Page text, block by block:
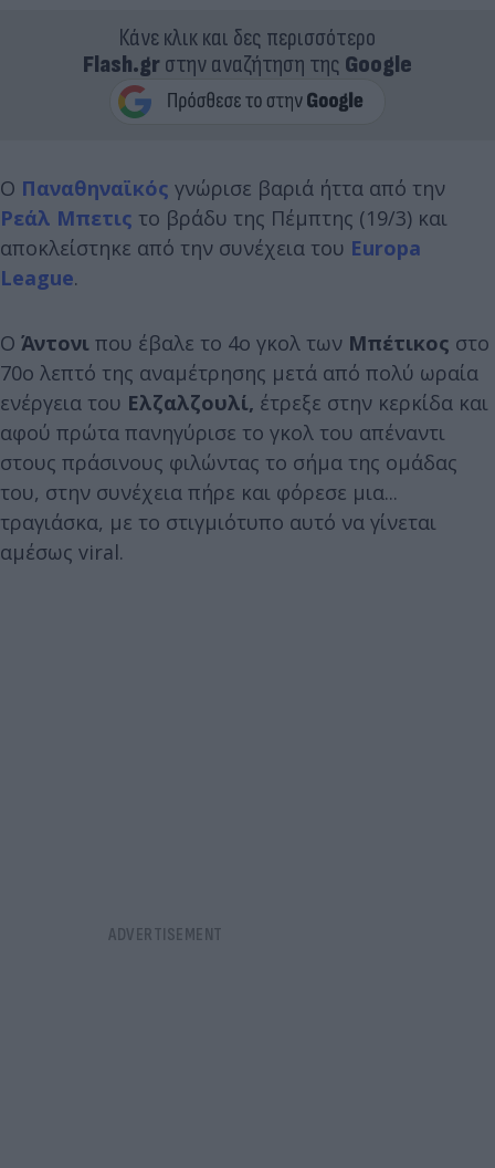
Κάνε κλικ και δες περισσότερο
Flash.grστην αναζήτηση της Google
Ο Παναθηναϊκός γνώρισε βαριά ήττα από την
Ρεάλ Μπετις το βράδυ της Πέμπτης (19/3) και
αποκλείστηκε από την συνέχεια του Europa
League.
Ο Άντονι που έβαλε το 4ο γκολ των Μπέτικος στο
70ο λεπτό της αναμέτρησης μετά από πολύ ωραία
ενέργεια του Ελζαλζουλί, έτρεξε στην κερκίδα και
αφού πρώτα πανηγύρισε το γκολ του απέναντι
στους πράσινους φιλώντας το σήμα της ομάδας
του, στην συνέχεια πήρε και φόρεσε μια...
τραγιάσκα, με το στιγμιότυπο αυτό να γίνεται
αμέσως viral.